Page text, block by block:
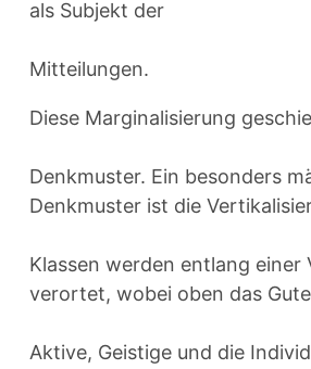
als Subjekt der
Mitteilungen.
Diese Marginalisierung
Denkmuster. Ein besonders
Denkmuster ist die
Klassen werden entlang einer
verortet, wobei oben das
Aktive, Geistige und die